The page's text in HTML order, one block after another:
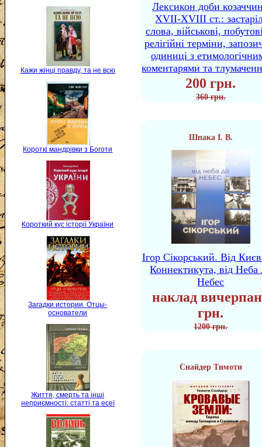
Кажи жінці правду, та не всю
Короткі мандрівки з Боготи
Короткий кус історії України
Загадки истории. Отцы-
основатели
Життя, смерть та інші
неприємності: статті та есеї
Лексикон доби
XVII-XVIII ст.:
слова, військові,
релігійні терміни,
одиниці з
коментарями та
200 грн.
360 грн.
Шпака І. В.
Ігор Сікорський. Від
Коннектикута, від Неба
Небес
наклад
грн.
1200 грн.
Снайдер Тимоти